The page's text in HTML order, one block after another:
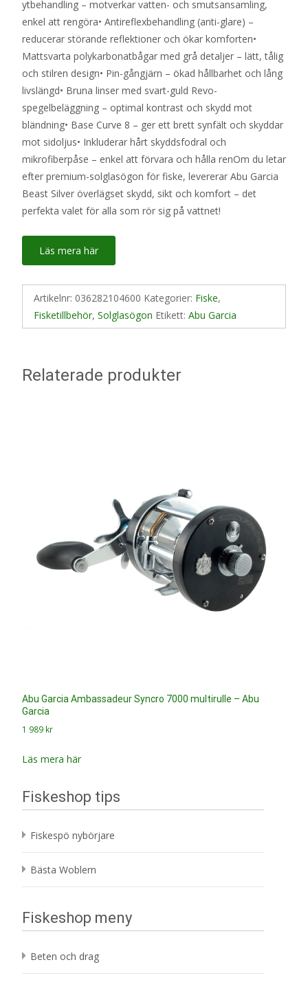
ytbehandling – motverkar vatten- och smutsansamling,
enkel att rengöra• Antireflexbehandling (anti-glare) –
reducerar störande reflektioner och ökar komforten•
Mattsvarta polykarbonatbågar med grå detaljer – lätt, tålig
och stilren design• Pin-gångjärn – ökad hållbarhet och lång
livslängd• Bruna linser med svart-guld Revo-
spegelbeläggning – optimal kontrast och skydd mot
bländning• Base Curve 8 – ger ett brett synfält och skyddar
mot sidoljus• Inkluderar hårt skyddsfodral och
mikrofiberpåse – enkel att förvara och hålla renOm du letar
efter premium-solglasögon för fiske, levererar Abu Garcia
Beast Silver överlägset skydd, sikt och komfort – det
perfekta valet för alla som rör sig på vattnet!
Läs mera här
Artikelnr: 036282104600 Kategorier: Fiske,
Fisketillbehör, Solglasögon Etikett: Abu Garcia
Relaterade produkter
Abu Garcia Ambassadeur Syncro 7000 multirulle – Abu
Garcia
1 989 kr
Läs mera här
Fiskeshop tips
Fiskespö nybörjare
Bästa Woblern
Fiskeshop meny
Beten och drag